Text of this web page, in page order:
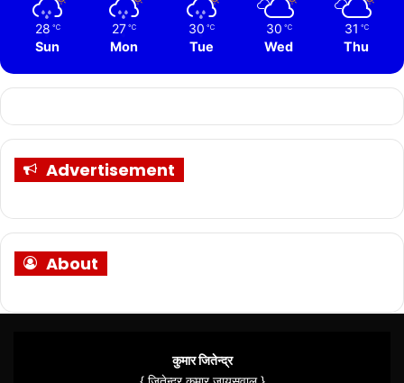
28 ℃
Sun
27 ℃
Mon
30 ℃
Tue
30 ℃
Wed
31 ℃
Thu
Advertisement
About
कुमार जितेन्द्र